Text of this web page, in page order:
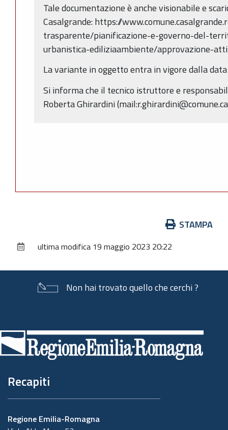
Tale documentazione è anche visionabile e
Casalgrande: https://
trasparente/pianificazione-e-governo-del-
urbanistica-ediliziaambiente/approvazione-
La variante in oggetto entra in vigore dalla
Si informa che il tecnico istruttore e
Roberta Ghirardini
documento
STAMPA
ultima modifica 19 maggio 2023 20:22
Non hai trovato quello che cerchi ?
di
pagina
Recapiti
Regione Emilia-Romagna